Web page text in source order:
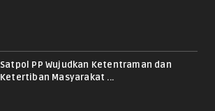
Satpol PP Wujudkan Ketentraman dan
Ketertiban Masyarakat ...